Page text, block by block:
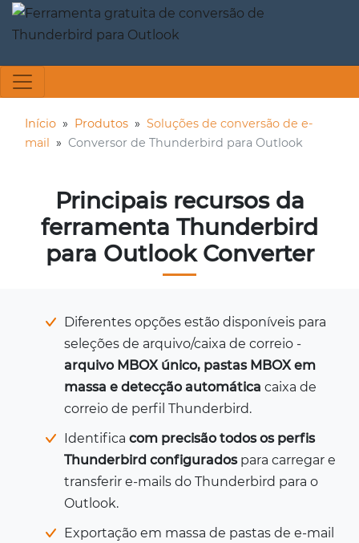
Início » Produtos » Soluções de conversão de e-
mail » Conversor de Thunderbird para Outlook
Principais recursos da
ferramenta Thunderbird
para Outlook Converter
Diferentes opções estão disponíveis para
seleções de arquivo/caixa de correio -
arquivo MBOX único, pastas MBOX em
massa e detecção automática caixa de
correio de perfil Thunderbird.
Identifica com precisão todos os perfis
Thunderbird configuradospara carregar e
transferir e-mails do Thunderbird para o
Outlook.
Exportação em massa de pastas de e-mail